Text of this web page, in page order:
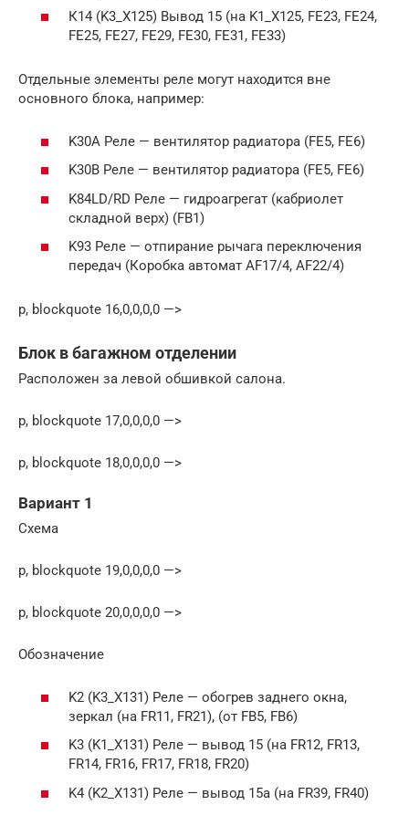
К14 (K3_X125) Вывод 15 (на K1_X125, FE23, FE24,
FE25, FE27, FE29, FE30, FE31, FE33)
Отдельные элементы реле могут находится вне
основного блока, например:
K30A Реле — вентилятор радиатора (FE5, FE6)
K30B Реле — вентилятор радиатора (FE5, FE6)
K84LD/RD Реле — гидроагрегат (кабриолет
складной верх) (FB1)
K93 Реле — отпирание рычага переключения
передач (Коробка автомат AF17/4, AF22/4)
p, blockquote 16,0,0,0,0 —>
Блок в багажном отделении
Расположен за левой обшивкой салона.
p, blockquote 17,0,0,0,0 —>
p, blockquote 18,0,0,0,0 —>
Вариант 1
Схема
p, blockquote 19,0,0,0,0 —>
p, blockquote 20,0,0,0,0 —>
Обозначение
K2 (K3_X131) Реле — обогрев заднего окна,
зеркал (на FR11, FR21), (от FB5, FB6)
K3 (K1_X131) Реле — вывод 15 (на FR12, FR13,
FR14, FR16, FR17, FR18, FR20)
K4 (K2_X131) Реле — вывод 15a (на FR39, FR40)